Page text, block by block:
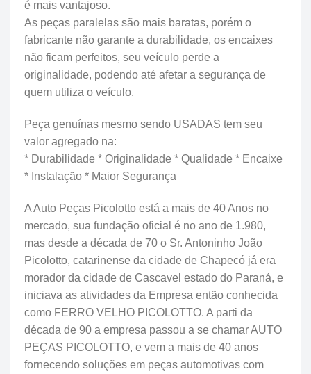
é mais vantajoso.
As peças paralelas são mais baratas, porém o
fabricante não garante a durabilidade, os encaixes
não ficam perfeitos, seu veículo perde a
originalidade, podendo até afetar a segurança de
quem utiliza o veículo.
Peça genuínas mesmo sendo USADAS tem seu
valor agregado na:
* Durabilidade * Originalidade * Qualidade * Encaixe
* Instalação * Maior Segurança
A Auto Peças Picolotto está a mais de 40 Anos no
mercado, sua fundação oficial é no ano de 1.980,
mas desde a década de 70 o Sr. Antoninho João
Picolotto, catarinense da cidade de Chapecó já era
morador da cidade de Cascavel estado do Paraná, e
iniciava as atividades da Empresa então conhecida
como FERRO VELHO PICOLOTTO. A parti da
década de 90 a empresa passou a se chamar AUTO
PEÇAS PICOLOTTO, e vem a mais de 40 anos
fornecendo soluções em peças automotivas com